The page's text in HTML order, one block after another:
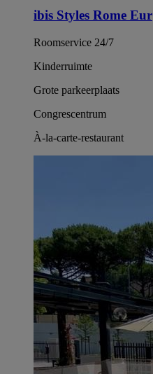
ibis Styles Rome Eur
Roomservice 24/7
Kinderruimte
Grote parkeerplaats
Congrescentrum
À-la-carte-restaurant